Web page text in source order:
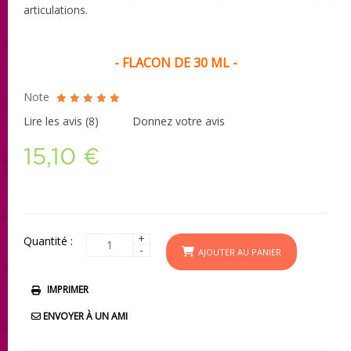
articulations.
- FLACON DE 30 ML -
Note
Lire les avis (8) Donnez votre avis
15,10 €
Quantité : +
- AJOUTER AU PANIER
IMPRIMER
ENVOYER À UN AMI